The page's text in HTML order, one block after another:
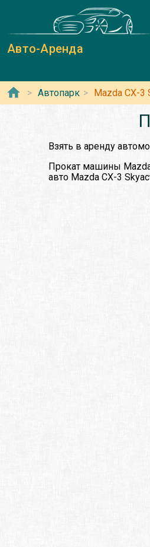
Авто-Аренда
Автопарк Mazda CX-3
Взять в аренду
Прокат машины Mazda
авто Mazda CX-3